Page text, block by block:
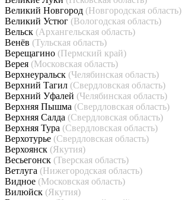
Великий Новгород (Новгородская область)
Великий Устюг (Вологодская область)
Вельск (Архангельская область)
Венёв (Тульская область)
Верещагино (Пермский край)
Верея (Московская область)
Верхнеуральск (Челябинская область)
Верхний Тагил (Свердловская область)
Верхний Уфалей (Челябинская область)
Верхняя Пышма (Свердловская область)
Верхняя Салда (Свердловская область)
Верхняя Тура (Свердловская область)
Верхотурье (Свердловская область)
Верхоянск (Якутия)
Весьегонск (Тверская область)
Ветлуга (Нижегородская область)
Видное (Московская область)
Вилюйск (Якутия)